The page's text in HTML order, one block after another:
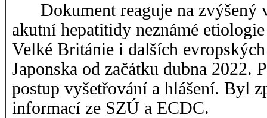
Dokument reaguje na zvýšený
akutní hepatitidy neznámé
Velké Británie i dalších
Japonska od začátku dubna 2022.
postup vyšetřování a hlášení. Byl
informací ze SZÚ a ECDC.